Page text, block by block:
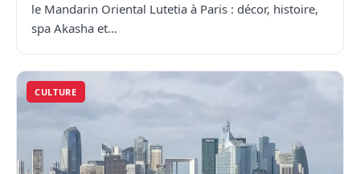
le Mandarin Oriental Lutetia à Paris : décor, histoire,
spa Akasha et…
CULTURE